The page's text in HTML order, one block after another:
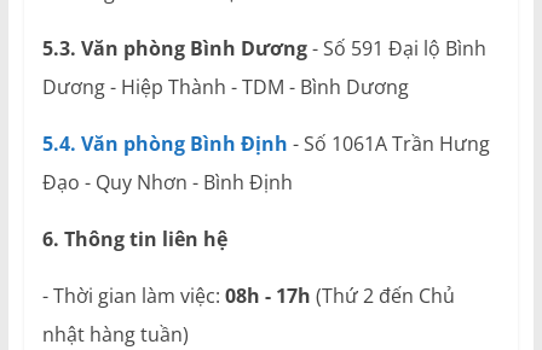
5.3. Văn phòng Bình Dương- Số 591 Đại lộ Bình
Dương - Hiệp Thành - TDM - Bình Dương
5.4. Văn phòng Bình Định - Số 1061A Trần Hưng
Đạo - Quy Nhơn - Bình Định
6. Thông tin liên hệ
- Thời gian làm việc: 08h - 17h (Thứ 2 đến Chủ
nhật hàng tuần)